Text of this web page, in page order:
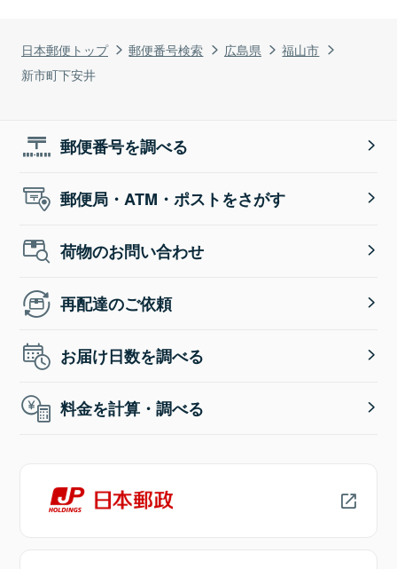
日本郵便トップ 郵便番号検索 広島県
福山市
新市町下安井
郵便番号を調べる
郵便局・ATM・ポストをさがす
荷物のお問い合わせ
再配達のご依頼
お届け日数を調べる
料金を計算・調べる